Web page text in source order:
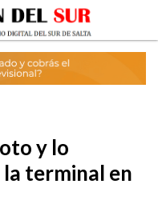
y lo
terminal en